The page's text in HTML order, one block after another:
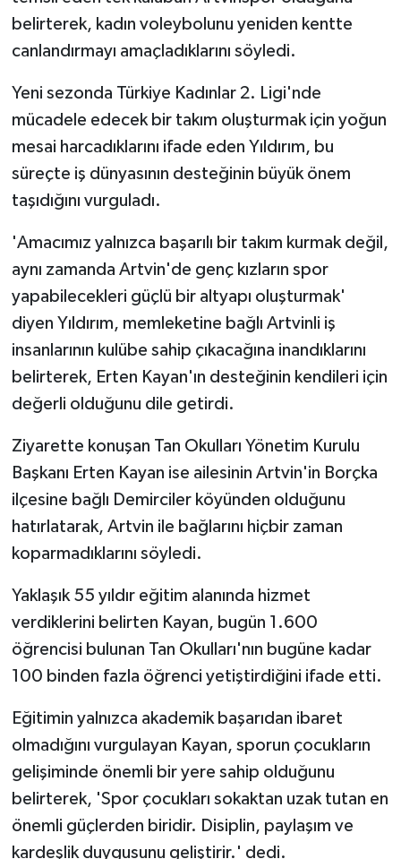
belirterek, kadın voleybolunu yeniden kentte
canlandırmayı amaçladıklarını söyledi.
Yeni sezonda Türkiye Kadınlar 2. Ligi'nde
mücadele edecek bir takım oluşturmak için yoğun
mesai harcadıklarını ifade eden Yıldırım, bu
süreçte iş dünyasının desteğinin büyük önem
taşıdığını vurguladı.
'Amacımız yalnızca başarılı bir takım kurmak değil,
aynı zamanda Artvin'de genç kızların spor
yapabilecekleri güçlü bir altyapı oluşturmak'
diyen Yıldırım, memleketine bağlı Artvinli iş
insanlarının kulübe sahip çıkacağına inandıklarını
belirterek, Erten Kayan'ın desteğinin kendileri için
değerli olduğunu dile getirdi.
Ziyarette konuşan Tan Okulları Yönetim Kurulu
Başkanı Erten Kayan ise ailesinin Artvin'in Borçka
ilçesine bağlı Demirciler köyünden olduğunu
hatırlatarak, Artvin ile bağlarını hiçbir zaman
koparmadıklarını söyledi.
Yaklaşık 55 yıldır eğitim alanında hizmet
verdiklerini belirten Kayan, bugün 1.600
öğrencisi bulunan Tan Okulları'nın bugüne kadar
100 binden fazla öğrenci yetiştirdiğini ifade etti.
Eğitimin yalnızca akademik başarıdan ibaret
olmadığını vurgulayan Kayan, sporun çocukların
gelişiminde önemli bir yere sahip olduğunu
belirterek, 'Spor çocukları sokaktan uzak tutan en
önemli güçlerden biridir. Disiplin, paylaşım ve
kardeşlik duygusunu geliştirir.' dedi.